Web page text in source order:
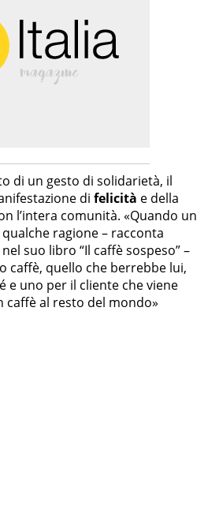
di un gesto di solidarietà, il
di felicità e della
l’intera comunità. «Quando un
ragione – racconta
nel suo libro “Il caffè sospeso” –
caffè, quello che berrebbe lui,
e uno per il cliente che viene
caffè al resto del mondo»